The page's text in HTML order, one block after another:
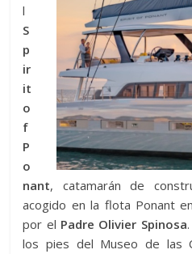
l
S
p
ir
it
o
f
P
o
nant, catamarán de
acogido en la flota Ponant
por el Padre Olivier Spinosa
los pies del Museo de las